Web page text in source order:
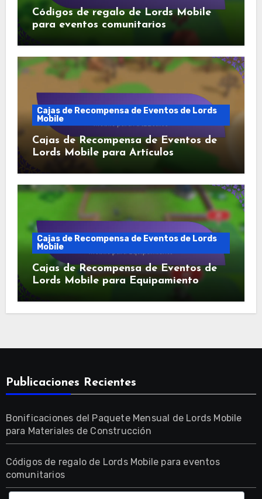
Códigos de regalo de Lords Mobile
para eventos comunitarios
Cajas de Recompensa de Eventos de Lords
Mobile
Cajas de Recompensa de Eventos de
Lords Mobile para Artículos
Cajas de Recompensa de Eventos de Lords
Mobile
Cajas de Recompensa de Eventos de
Lords Mobile para Equipamiento
Publicaciones Recientes
Bonificaciones del Paquete Mensual de Lords Mobile
para Materiales de Construcción
Códigos de regalo de Lords Mobile para eventos
comunitarios